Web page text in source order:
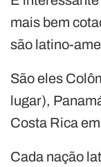
mais bem
são latino-
São eles
lugar),
Costa Rica
Cada nação